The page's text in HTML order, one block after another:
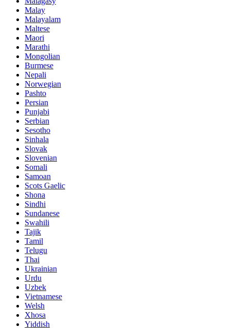
Malay
Malayalam
Maltese
Maori
Marathi
Mongolian
Burmese
Nepali
Norwegian
Pashto
Persian
Punjabi
Serbian
Sesotho
Sinhala
Slovak
Slovenian
Somali
Samoan
Scots Gaelic
Shona
Sindhi
Sundanese
Swahili
Tajik
Tamil
Telugu
Thai
Ukrainian
Urdu
Uzbek
Vietnamese
Welsh
Xhosa
Yiddish